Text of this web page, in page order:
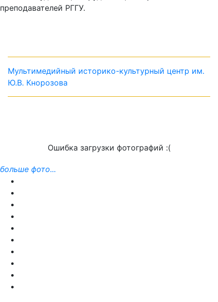
преподавателей РГГУ.
Мультимедийный историко-культурный центр им.
Ю.В. Кнорозова
Ошибка загрузки фотографий :(
больше фото...